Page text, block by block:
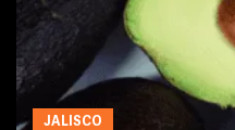
JALISCO